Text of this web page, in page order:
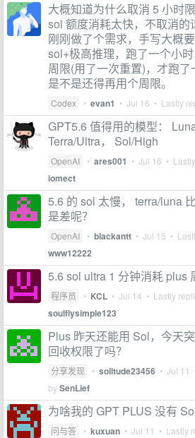
大概知道为什么取消 5 小时
sol 额度消耗太快，不取消的
刚刚做了个需求，手写大概
sol+极高推理，跑了一个小
周限(用了一次重置)，才跑了
是不是还得再用个周限。
Codex • evan1 • Jul 16 • Lastly
GPT5.6 值得用的模型：
Terra/Ultra， Sol/High
OpenAI • ares001 • Jul 16 •
iomect
5.6 的 sol 太慢， terra/luna
是差呢？
OpenAI • blackantt • Jul 15 •
www12222
5.6 sol ultra 1 分钟消耗 plus
程序员 • KCL • Jul 14 • Lastly
soulflysimple123
Plus 昨天还能用 Sol，今天
回收权限了吗？
分享发现 • solitude23456 • Jul 11
bySenLief
为啥我的 GPT PLUS 没有
问与答 • kuxuan • Jul 11 • Lastly